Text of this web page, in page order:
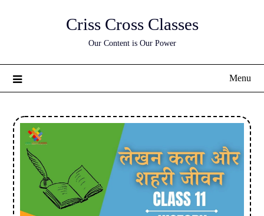
Criss Cross Classes
Our Content is Our Power
Menu